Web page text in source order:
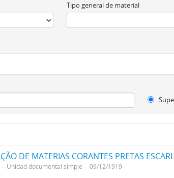
Tipo general de material
Unidad documental simple
09/12/1919